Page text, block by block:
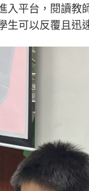
入平台，閱讀教
生可以反覆且迅